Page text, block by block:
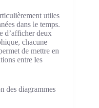
utiles
dans le temps.
d’afficher deux
chacune
de mettre en
entre les
des diagrammes